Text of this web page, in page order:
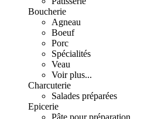
Boucherie
Agneau
Boeuf
Porc
Spécialités
Veau
Voir plus...
Charcuterie
Salades préparées
Epicerie
Pâte pour préparation